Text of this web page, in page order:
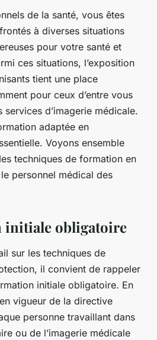
de la santé, vous êtes
à diverses situations
pour votre santé et
ces situations, l’exposition
tient une place
pour ceux d’entre vous
d’imagerie médicale.
adaptée en
Voyons ensemble
techniques de formation en
personnel médical des
initiale obligatoire
sur les techniques de
il convient de rappeler
initiale obligatoire. En
vigueur de la directive
personne travaillant dans
ou de l’imagerie médicale